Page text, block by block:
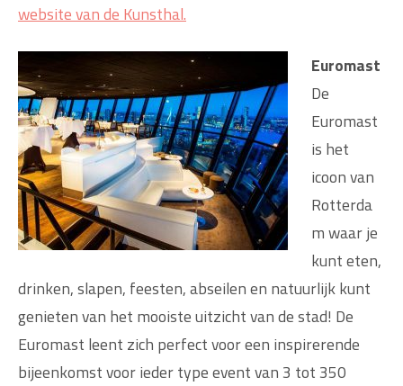
website van de Kunsthal.
Euromast
De
Euromast
is het
icoon van
Rotterda
m waar je
kunt eten,
drinken, slapen, feesten, abseilen en natuurlijk kunt
genieten van het mooiste uitzicht van de stad! De
Euromast leent zich perfect voor een inspirerende
bijeenkomst voor ieder type event van 3 tot 350